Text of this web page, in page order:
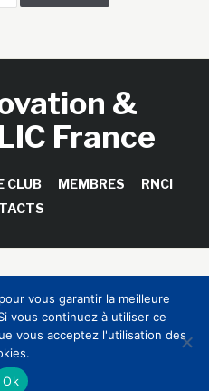
&
France
CLUB MEMBRES
RNCI
Conseils
vous garantir la meilleure
vous continuez à utiliser ce
vous acceptez l'utilisation des
Ok